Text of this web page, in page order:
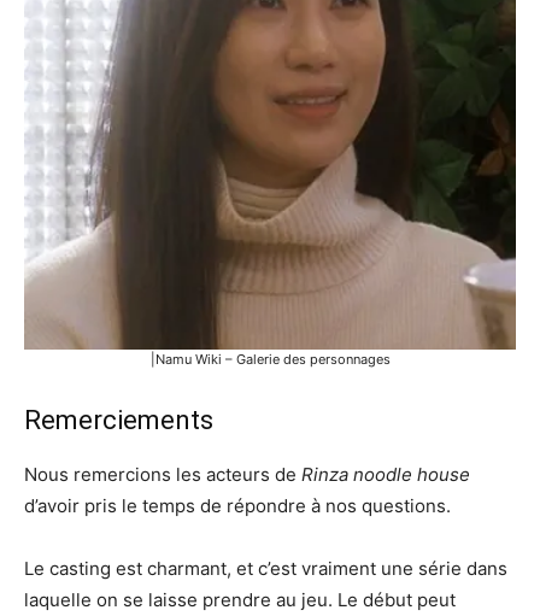
|Namu Wiki – Galerie des personnages
Remerciements
Nous remercions les acteurs de Rinza noodle house
d’avoir pris le temps de répondre à nos questions.
Le casting est charmant, et c’est vraiment une série dans
laquelle on se laisse prendre au jeu. Le début peut